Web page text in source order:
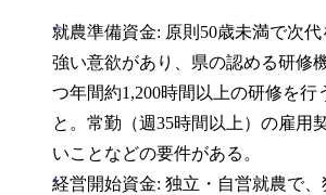
就農準備資金: 原則50歳未満で次
強い意欲があり、県の認める研修
つ年間約1,200時間以上の研修を行
と。常勤（週35時間以上）の雇用
いことなどの要件がある。
経営開始資金: 独立・自営就農で